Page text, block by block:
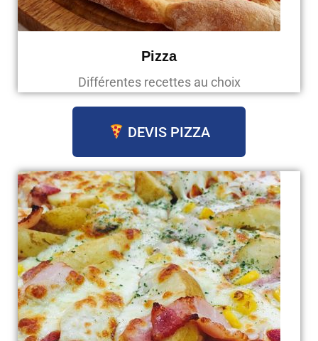
Pizza
Différentes recettes au choix
DEVIS PIZZA